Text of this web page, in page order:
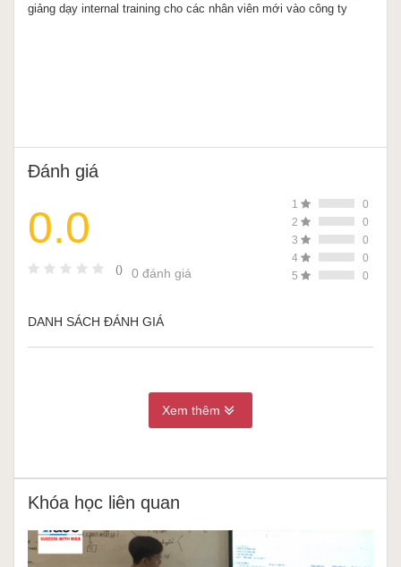
giảng dạy internal training cho các nhân viên mới vào công ty
Đánh giá
0.0
() 0 đánh giá
1
0
2
0
3
0
4
0
5
0
DANH SÁCH ĐÁNH GIÁ
Xem thêm
Khóa học liên quan